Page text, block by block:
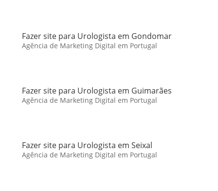
Fazer site para Urologista em Gondomar
Agência de Marketing Digital em Portugal
Fazer site para Urologista em Guimarães
Agência de Marketing Digital em Portugal
Fazer site para Urologista em Seixal
Agência de Marketing Digital em Portugal